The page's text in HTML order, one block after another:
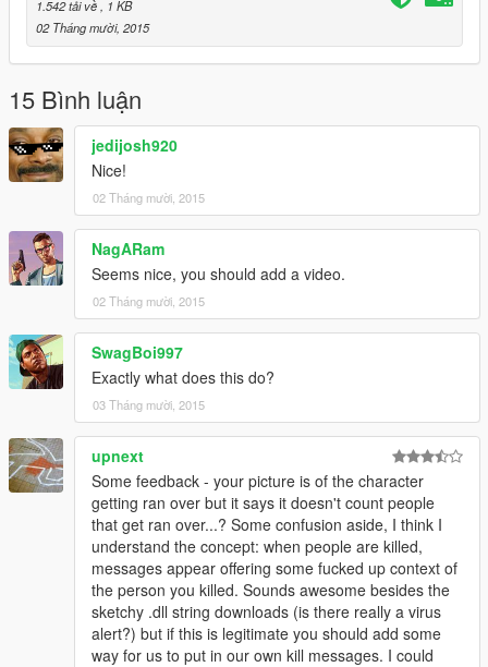
1.542 tải về, 1 KB
02 Tháng mười, 2015
15 Bình luận
jedijosh920
Nice!
02 Tháng mười, 2015
NagARam
Seems nice, you should add a video.
02 Tháng mười, 2015
SwagBoi997
Exactly what does this do?
03 Tháng mười, 2015
upnext
Some feedback - your picture is of the character
getting ran over but it says it doesn't count people
that get ran over...? Some confusion aside, I think I
understand the concept: when people are killed,
messages appear offering some fucked up context of
the person you killed. Sounds awesome besides the
sketchy .dll string downloads (is there really a virus
alert?) but if this is legitimate you should add some
way for us to put in our own kill messages. I could